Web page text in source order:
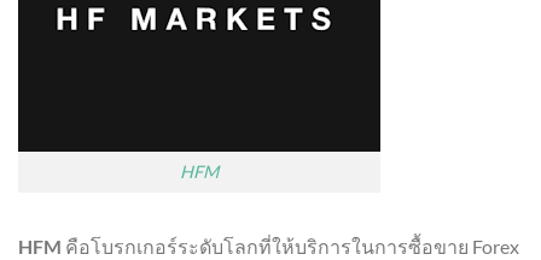
HFM
HFM คือโบรกเกอร์ระดับโลกที่ให้บริการในการซื้อขาย Forex